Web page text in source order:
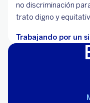
no discriminación
trato digno y
Trabajando por un